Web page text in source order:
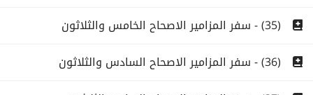
(35) - سفر المزامير الاصحاح الخامس والثلاثون
(36) - سفر المزامير الاصحاح السادس والثلاثون